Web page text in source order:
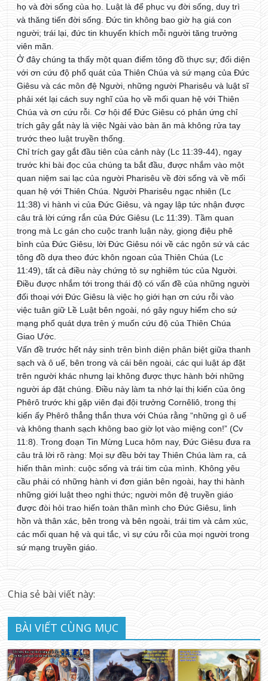
họ và đời sống của họ. Luật là để phục vụ đời sống, duy trì
và thăng tiến đời sống. Đức tin không bao giờ hạ giá con
người; trái lại, đức tin khuyến khích mỗi người tăng trưởng
viên mãn.
Ở đây chúng ta thấy một quan điểm tông đồ thực sự; đối diện
với ơn cứu độ phổ quát của Thiên Chúa và sứ mạng của Đức
Giêsu và các môn đệ Người, những người Pharisêu và luật sĩ
phải xét lại cách suy nghĩ của họ về mối quan hệ với Thiên
Chúa và ơn cứu rỗi. Cơ hội để Đức Giêsu có phản ứng chỉ
trích gây gắt này là việc Ngài vào bàn ăn mà không rửa tay
trước theo luật truyền thống.
Chỉ trích gay gắt đầu tiên của cảnh này (Lc 11:39-44), ngay
trước khi bài đọc của chúng ta bắt đầu, được nhắm vào một
quan niệm sai lạc của người Pharisêu về đời sống và về mối
quan hệ với Thiên Chúa. Người Pharisêu ngạc nhiên (Lc
11:38) vì hành vi của Đức Giêsu, và ngay lập tức nhận được
câu trả lời cứng rắn của Đức Giêsu (Lc 11:39). Tầm quan
trọng mà Lc gán cho cuộc tranh luận này, giọng điệu phê
bình của Đức Giêsu, lời Đức Giêsu nói về các ngôn sứ và các
tông đồ dựa theo đức khôn ngoan của Thiên Chúa (Lc
11:49), tất cả điều này chứng tỏ sự nghiêm túc của Người.
Điều được nhắm tới trong thái độ có vấn đề của những người
đối thoại với Đức Giêsu là việc họ giới hạn ơn cứu rỗi vào
việc tuân giữ Lề Luật bên ngoài, nó gây nguy hiểm cho sứ
mạng phổ quát dựa trên ý muốn cứu độ của Thiên Chúa
Giao Ước.
Vấn đề trước hết nảy sinh trên bình diện phân biệt giữa thanh
sạch và ô uế, bên trong và cái bên ngoài, các qui luật áp đặt
trên người khác nhưng lại không được thực hành bởi những
người áp đặt chúng. Điều này làm ta nhớ lại thị kiến của ông
Phêrô trước khi gặp viên đại đội trưởng Cornêliô, trong thị
kiến ấy Phêrô thẳng thắn thưa với Chúa rằng “những gì ô uế
và không thanh sạch không bao giờ lọt vào miệng con!” (Cv
11:8). Trong đoạn Tin Mừng Luca hôm nay, Đức Giêsu đưa ra
câu trả lời rõ ràng: Mọi sự đều bởi tay Thiên Chúa làm ra, cả
hiến thân mình: cuộc sống và trái tim của mình. Không yêu
cầu phải có những hành vi đơn giản bên ngoài, hay thi hành
những giới luật theo nghi thức; người môn đệ truyền giáo
được đòi hỏi trao hiến toàn thân mình cho Đức Giêsu, linh
hồn và thân xác, bên trong và bên ngoài, trái tim và cảm xúc,
các mối quan hệ và qui tắc, vì sự cứu rỗi của mọi người trong
sứ mạng truyền giáo.
Chia sẻ bài viết này:
BÀI VIẾT CÙNG MỤC